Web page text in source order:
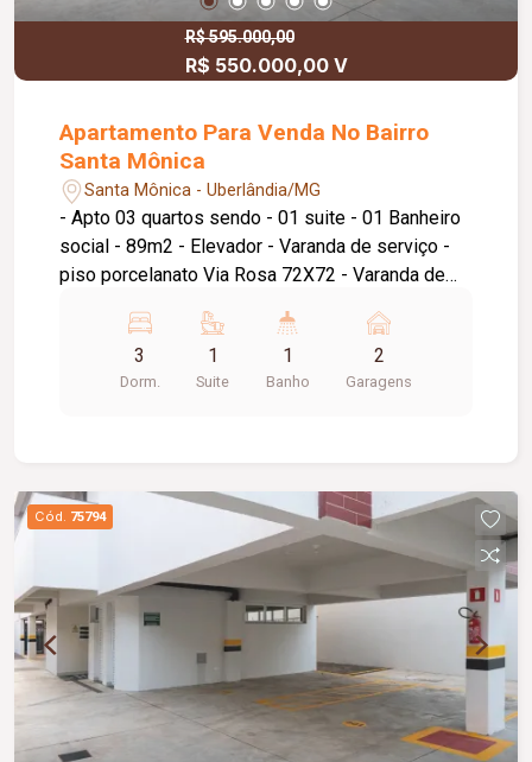
R$ 595.000,00
R$ 550.000,00 V
Apartamento Para Venda No Bairro
Santa Mônica
Santa Mônica - Uberlândia/MG
- Apto 03 quartos sendo - 01 suite - 01 Banheiro
social - 89m2 - Elevador - Varanda de serviço -
piso porcelanato Via Rosa 72X72 - Varanda de
mts UFU Santa Mônica - 01 Vaga de garagem pra
02 carros pequenos
3
Dorm.
1
Suite
1
Banho
2
Garagens
Cód. 75794